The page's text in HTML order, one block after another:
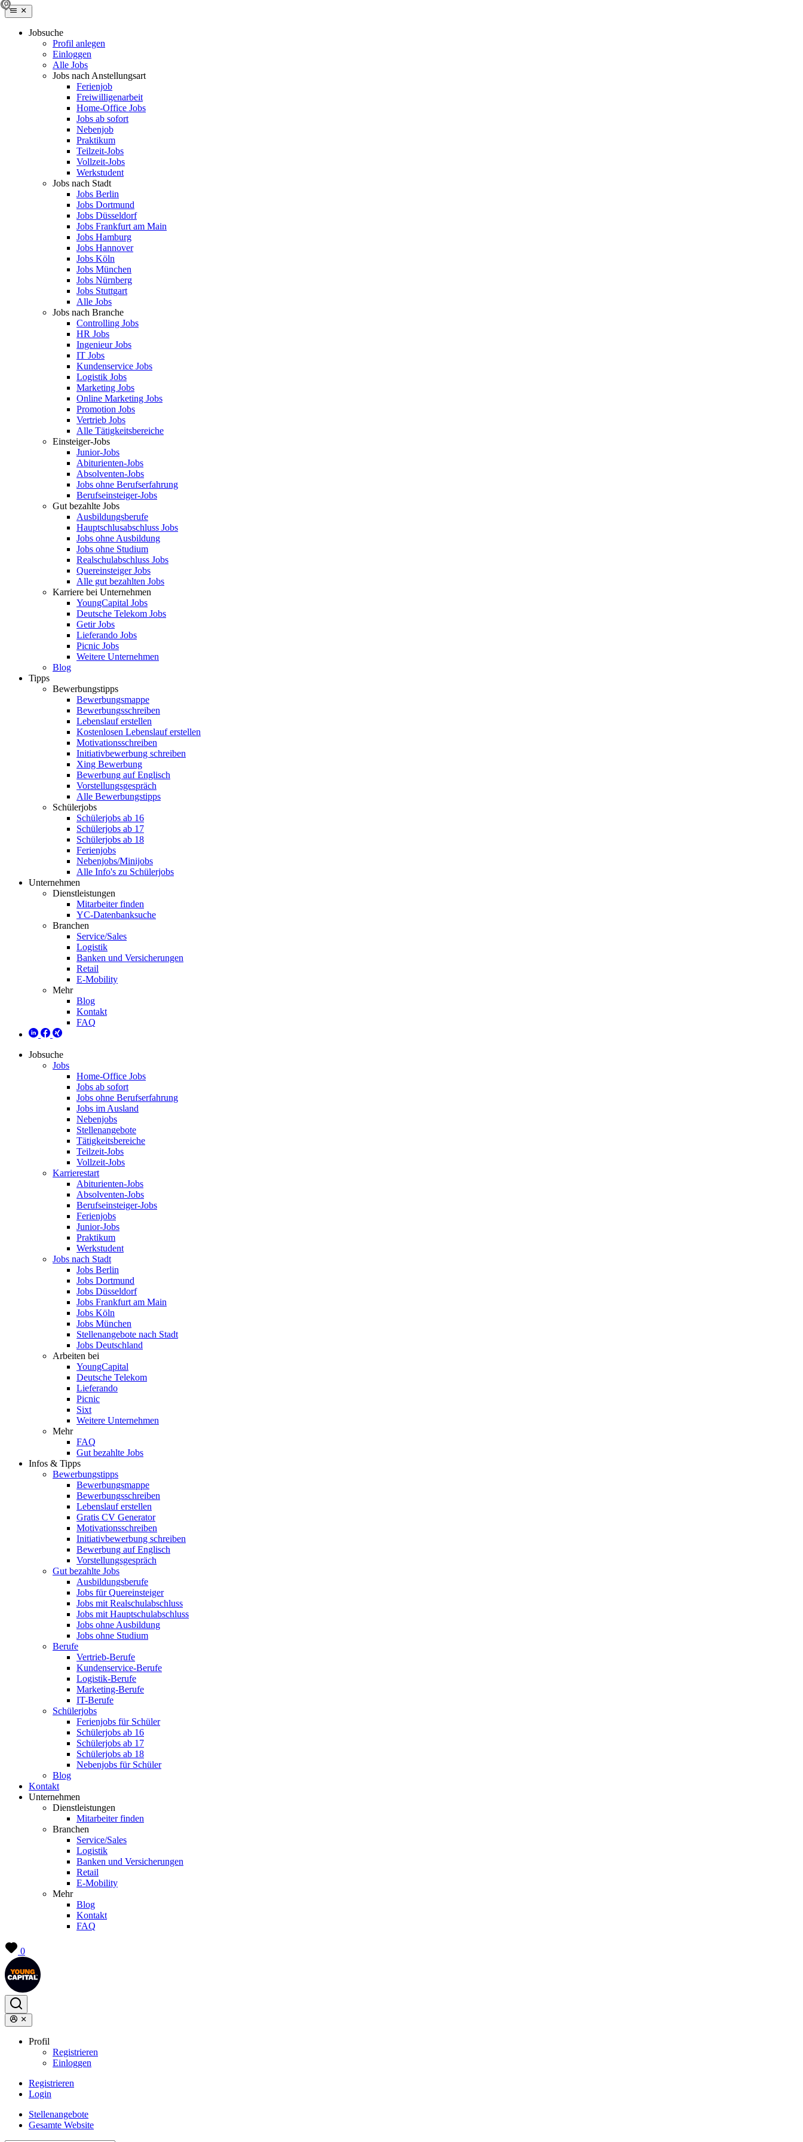
Jobsuche
Profil anlegen
Einloggen
Alle Jobs
Jobs nach Anstellungsart
Ferienjob
Freiwilligenarbeit
Home-Office Jobs
Jobs ab sofort
Nebenjob
Praktikum
Teilzeit-Jobs
Vollzeit-Jobs
Werkstudent
Jobs nach Stadt
Jobs Berlin
Jobs Dortmund
Jobs Düsseldorf
Jobs Frankfurt am Main
Jobs Hamburg
Jobs Hannover
Jobs Köln
Jobs München
Jobs Nürnberg
Jobs Stuttgart
Alle Jobs
Jobs nach Branche
Controlling Jobs
HR Jobs
Ingenieur Jobs
IT Jobs
Kundenservice Jobs
Logistik Jobs
Marketing Jobs
Online Marketing Jobs
Promotion Jobs
Vertrieb Jobs
Alle Tätigkeitsbereiche
Einsteiger-Jobs
Junior-Jobs
Abiturienten-Jobs
Absolventen-Jobs
Jobs ohne Berufserfahrung
Berufseinsteiger-Jobs
Gut bezahlte Jobs
Ausbildungsberufe
Hauptschlusabschluss Jobs
Jobs ohne Ausbildung
Jobs ohne Studium
Realschulabschluss Jobs
Quereinsteiger Jobs
Alle gut bezahlten Jobs
Karriere bei Unternehmen
YoungCapital Jobs
Deutsche Telekom Jobs
Getir Jobs
Lieferando Jobs
Picnic Jobs
Weitere Unternehmen
Blog
Tipps
Bewerbungstipps
Bewerbungsmappe
Bewerbungsschreiben
Lebenslauf erstellen
Kostenlosen Lebenslauf erstellen
Motivationsschreiben
Initiativbewerbung schreiben
Xing Bewerbung
Bewerbung auf Englisch
Vorstellungsgespräch
Alle Bewerbungstipps
Schülerjobs
Schülerjobs ab 16
Schülerjobs ab 17
Schülerjobs ab 18
Ferienjobs
Nebenjobs/Minijobs
Alle Info's zu Schülerjobs
Unternehmen
Dienstleistungen
Mitarbeiter finden
YC-Datenbanksuche
Branchen
Service/Sales
Logistik
Banken und Versicherungen
Retail
E-Mobility
Mehr
Blog
Kontakt
FAQ
Jobsuche
Jobs
Home-Office Jobs
Jobs ab sofort
Jobs ohne Berufserfahrung
Jobs im Ausland
Nebenjobs
Stellenangebote
Tätigkeitsbereiche
Teilzeit-Jobs
Vollzeit-Jobs
Karrierestart
Abiturienten-Jobs
Absolventen-Jobs
Berufseinsteiger-Jobs
Ferienjobs
Junior-Jobs
Praktikum
Werkstudent
Jobs nach Stadt
Jobs Berlin
Jobs Dortmund
Jobs Düsseldorf
Jobs Frankfurt am Main
Jobs Köln
Jobs München
Stellenangebote nach Stadt
Jobs Deutschland
Arbeiten bei
YoungCapital
Deutsche Telekom
Lieferando
Picnic
Sixt
Weitere Unternehmen
Mehr
FAQ
Gut bezahlte Jobs
Infos & Tipps
Bewerbungstipps
Bewerbungsmappe
Bewerbungsschreiben
Lebenslauf erstellen
Gratis CV Generator
Motivationsschreiben
Initiativbewerbung schreiben
Bewerbung auf Englisch
Vorstellungsgespräch
Gut bezahlte Jobs
Ausbildungsberufe
Jobs für Quereinsteiger
Jobs mit Realschulabschluss
Jobs mit Hauptschulabschluss
Jobs ohne Ausbildung
Jobs ohne Studium
Berufe
Vertrieb-Berufe
Kundenservice-Berufe
Logistik-Berufe
Marketing-Berufe
IT-Berufe
Schülerjobs
Ferienjobs für Schüler
Schülerjobs ab 16
Schülerjobs ab 17
Schülerjobs ab 18
Nebenjobs für Schüler
Blog
Kontakt
Unternehmen
Dienstleistungen
Mitarbeiter finden
Branchen
Service/Sales
Logistik
Banken und Versicherungen
Retail
E-Mobility
Mehr
Blog
Kontakt
FAQ
0
Profil
Registrieren
Einloggen
Registrieren
Login
Stellenangebote
Gesamte Website